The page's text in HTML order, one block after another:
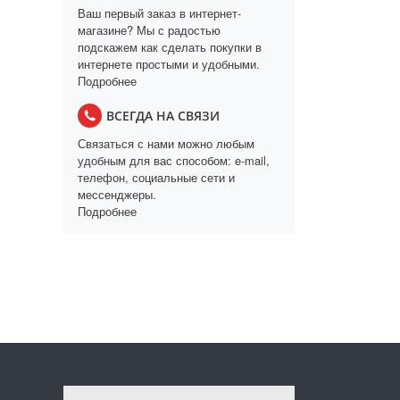
Ваш первый заказ в интернет-
магазине? Мы с радостью
подскажем как сделать покупки в
интернете простыми и удобными.
Подробнее
ВСЕГДА НА СВЯЗИ
Связаться с нами можно любым
удобным для вас способом: e-mail,
телефон, социальные сети и
мессенджеры.
Подробнее